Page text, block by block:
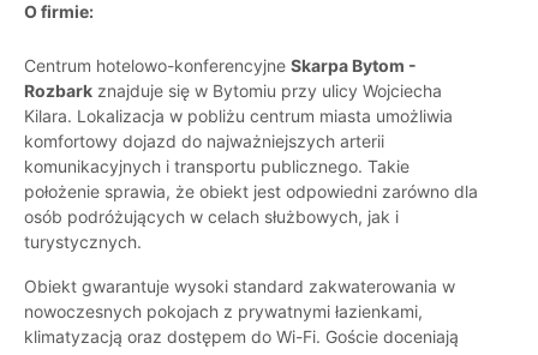
O firmie:
Centrum hotelowo-konferencyjne Skarpa Bytom -
Rozbark znajduje się w Bytomiu przy ulicy Wojciecha
Kilara. Lokalizacja w pobliżu centrum miasta umożliwia
komfortowy dojazd do najważniejszych arterii
komunikacyjnych i transportu publicznego. Takie
położenie sprawia, że obiekt jest odpowiedni zarówno dla
osób podróżujących w celach służbowych, jak i
turystycznych.
Obiekt gwarantuje wysoki standard zakwaterowania w
nowoczesnych pokojach z prywatnymi łazienkami,
klimatyzacją oraz dostępem do Wi-Fi. Goście doceniają